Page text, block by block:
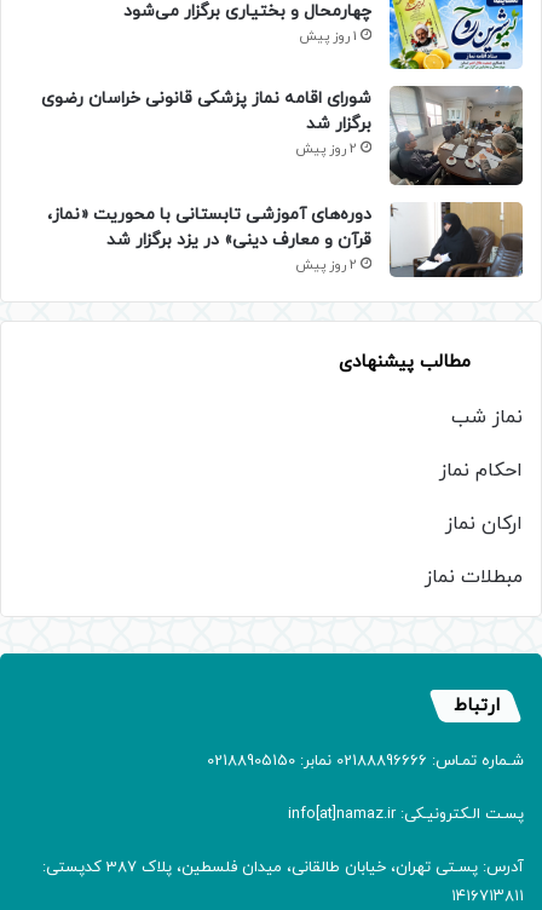
چهارمحال و بختیاری برگزار می‌شود
1 روز پیش
شورای اقامه نماز پزشکی قانونی خراسان رضوی
برگزار شد
2 روز پیش
دوره‌های آموزشی تابستانی با محوریت «نماز،
قرآن و معارف دینی» در یزد برگزار شد
2 روز پیش
مطالب پیشنهادی
نماز شب
احکام نماز
ارکان نماز
مبطلات نماز
ارتباط
شـماره تمـاس: 02188896666 نمابر: 02188905150
پسـت الـکترونیـکی: info[at]namaz.ir
آدرس: پسـتی تهران، خیابان طالقانی، میدان فلسطین، پلاک 387 کدپستی:
۱۴۱۶۷۱۳۸۱۱